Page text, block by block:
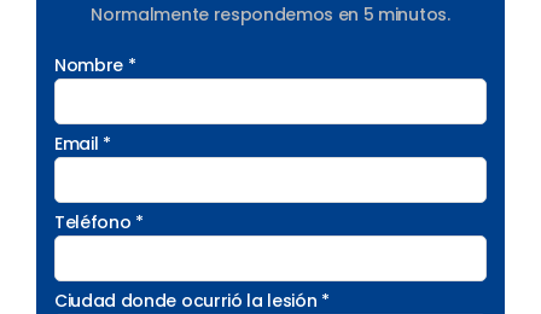
Normalmente respondemos en 5 minutos.
Nombre *
Email *
Teléfono *
Ciudad donde ocurrió la lesión *